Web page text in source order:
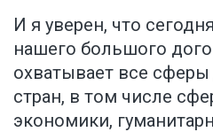
И я уверен, что
нашего большого
охватывает все
стран, в том числе
экономики,